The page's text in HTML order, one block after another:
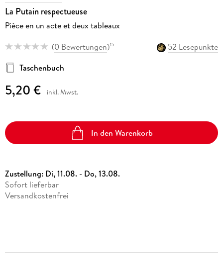
La Putain respectueuse
Pièce en un acte et deux tableaux
(0 Bewertungen)15
52 Lesepunkte
Taschenbuch
5,20 € inkl. Mwst.
In den Warenkorb
Zustellung: Di, 11.08. - Do, 13.08.
Sofort lieferbar
Versandkostenfrei